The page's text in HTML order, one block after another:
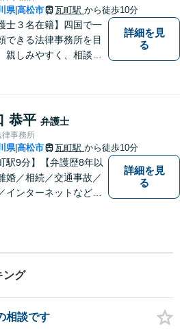
。
県|高松市 瓦町駅 から徒歩10分
士３名在籍】四国で一
できる法律事務所を目
親しみやすく、相談し
詳細を見
る
恭平 弁護士
律事務所
県|高松市 瓦町駅 から徒歩10分
駅9分】【弁護歴8年以
婚／相続／交通事故／
インターネットなど幅
とって最善の解決を模
す。まずはお気軽にご
ださい。
詳細を見
る
ング
相談です